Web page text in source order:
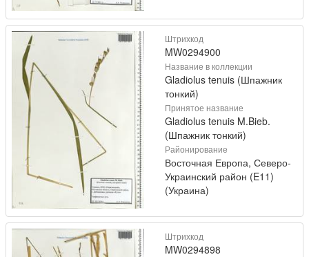
Штрихкод
MW0294900
Название в коллекции
Gladiolus tenuis (Шпажник
тонкий)
Принятое название
Gladiolus tenuis M.Bieb.
(Шпажник тонкий)
Районирование
Восточная Европа, Северо-
Украинский район (E11)
(Украина)
Штрихкод
MW0294898